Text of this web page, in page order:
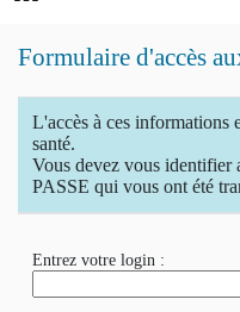
Formulaire d'accès
L'accès à ces informations
santé.
Vous devez vous
PASSE qui vous ont été
Entrez votre login :